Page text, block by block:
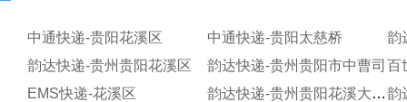
中通快递-贵阳花溪区 中通快递-贵阳太慈桥
韵
韵达快递-贵州贵阳花溪区
韵达快递-贵州贵阳市中曹司 百
EMS快递-花溪区
韵达快递-贵州贵阳花溪大学城韵